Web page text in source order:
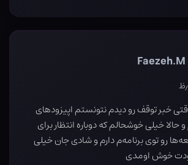
Faezeh.M
خبر توقف رو دیدم نتونستم اپیزودهای
خیلی خوشحالم که دوباره انتظار برای
جمعه‌ها رو توی برنامه‌م دارم و شادی جان خیلی
خوش اومدی